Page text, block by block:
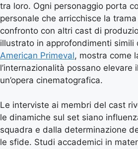
tra loro. Ogni personaggio porta
personale che arricchisce la
confronto con altri cast di
illustrato in approfondimenti simili
American Primeval, mostra come
l’internazionalità possano elevare
un’opera cinematografica.
Le interviste ai membri del cast
le dinamiche sul set siano
squadra e dalla determinazione
le sfide. Studi accademici in